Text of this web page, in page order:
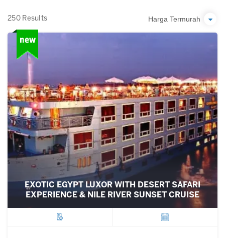
250 Results Harga Termurah
EXOTIC EGYPT LUXOR WITH DESERT SAFARI
EXPERIENCE & NILE RIVER SUNSET CRUISE